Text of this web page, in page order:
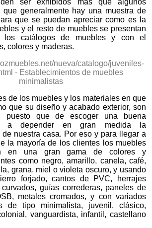
ser exhibidos más que algunos
generalmente hay una muestra de
que se puedan apreciar como es la
y el resto de muebles se presentan
catálogos de muebles y con el
colores y maderas.
de los muebles y los materiales en que
que su diseño y acabado exterior, son
puesto que de escoger una buena
a depender en gran medida la
nuestra casa. Por eso y para llegar a
la mayoría de los clientes los muebles
en una gran gama de colores y
como negro, amarillo, canela, café,
grana, miel o violeta oscuro, y usando
forjado, cantos de PVC, herrajes
guías correderas, paneles de
metales cromados, y con variados
de tipo minimalista, juvenil, clásico,
vanguardista, infantil, castellano